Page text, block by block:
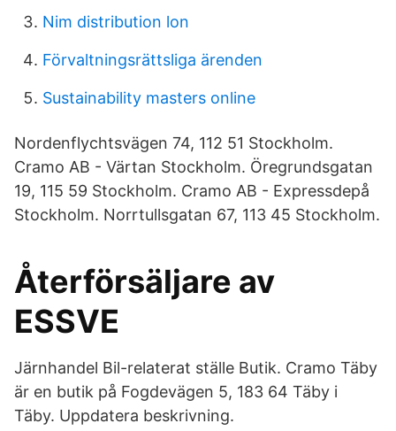
Nim distribution lon
Förvaltningsrättsliga ärenden
Sustainability masters online
Nordenflychtsvägen 74, 112 51 Stockholm.
Cramo AB - Värtan Stockholm. Öregrundsgatan
19, 115 59 Stockholm. Cramo AB - Expressdepå
Stockholm. Norrtullsgatan 67, 113 45 Stockholm.
Återförsäljare av
ESSVE
Järnhandel Bil-relaterat ställe Butik. Cramo Täby
är en butik på Fogdevägen 5, 183 64 Täby i
Täby. Uppdatera beskrivning.